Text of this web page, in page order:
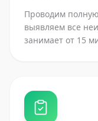
Проводим полную
выявляем все
занимает от 15